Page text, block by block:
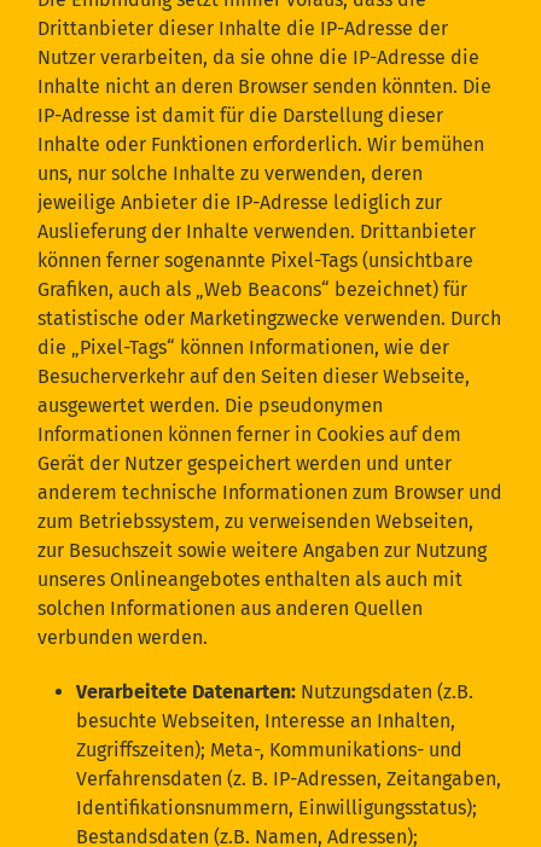
Drittanbieter dieser Inhalte die IP-Adresse der
Nutzer verarbeiten, da sie ohne die IP-Adresse die
Inhalte nicht an deren Browser senden könnten. Die
IP-Adresse ist damit für die Darstellung dieser
Inhalte oder Funktionen erforderlich. Wir bemühen
uns, nur solche Inhalte zu verwenden, deren
jeweilige Anbieter die IP-Adresse lediglich zur
Auslieferung der Inhalte verwenden. Drittanbieter
können ferner sogenannte Pixel-Tags (unsichtbare
Grafiken, auch als „Web Beacons“ bezeichnet) für
statistische oder Marketingzwecke verwenden. Durch
die „Pixel-Tags“ können Informationen, wie der
Besucherverkehr auf den Seiten dieser Webseite,
ausgewertet werden. Die pseudonymen
Informationen können ferner in Cookies auf dem
Gerät der Nutzer gespeichert werden und unter
anderem technische Informationen zum Browser und
zum Betriebssystem, zu verweisenden Webseiten,
zur Besuchszeit sowie weitere Angaben zur Nutzung
unseres Onlineangebotes enthalten als auch mit
solchen Informationen aus anderen Quellen
verbunden werden.
Verarbeitete Datenarten: Nutzungsdaten (z.B.
besuchte Webseiten, Interesse an Inhalten,
Zugriffszeiten); Meta-, Kommunikations- und
Verfahrensdaten (z. B. IP-Adressen, Zeitangaben,
Identifikationsnummern, Einwilligungsstatus);
Bestandsdaten (z.B. Namen, Adressen);